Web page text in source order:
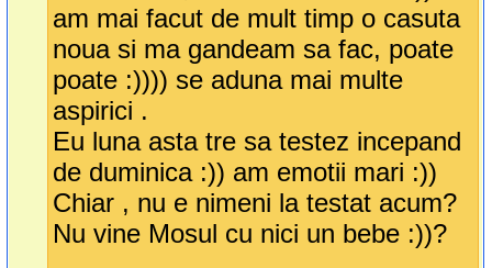
am mai facut de mult timp o casuta
noua si ma gandeam sa fac, poate
poate :)))) se aduna mai multe
aspirici .
Eu luna asta tre sa testez incepand
de duminica :)) am emotii mari :))
Chiar , nu e nimeni la testat acum?
Nu vine Mosul cu nici un bebe :))?